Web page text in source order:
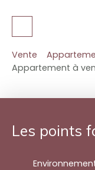
Vente
Appartement à
Les points